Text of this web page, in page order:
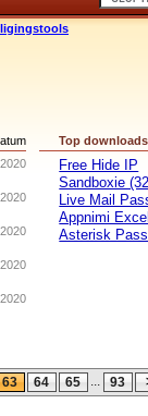
Top downloads
Free Hide IP
Sandboxie
Live Mail
Appnimi
Asterisk
63 64 65 ... 93